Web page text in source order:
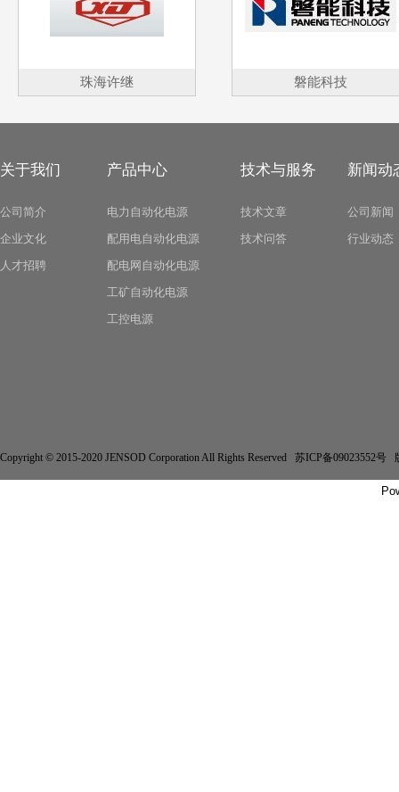
珠海许继 磐能科技
关于我们
公司简介
企业文化
人才招聘
产品中心
电力自动化电源
配用电自动化电源
配电网自动化电源
工矿自动化电源
工控电源
技术与服务
技术文章
技术问答
新闻动
公司新闻
行业动态
Copyright © 2015-2020 JENSOD Corporation All Rights Reserved 苏ICP备09023552